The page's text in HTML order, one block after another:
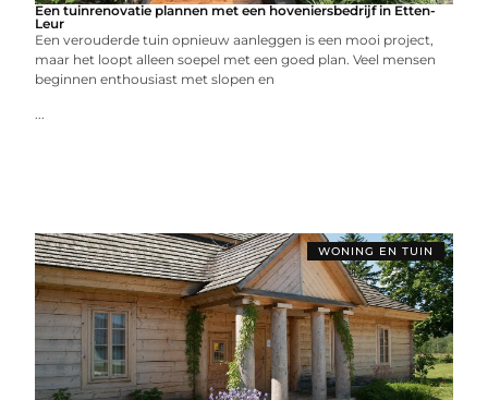
Een tuinrenovatie plannen met een hoveniersbedrijf in Etten-
Leur
Een verouderde tuin opnieuw aanleggen is een mooi project,
maar het loopt alleen soepel met een goed plan. Veel mensen
beginnen enthousiast met slopen en
...
WONING EN TUIN